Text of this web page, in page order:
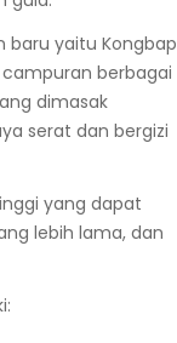
baru yaitu Kongbap
berbagai
dimasak
serat dan bergizi
yang dapat
lebih lama, dan